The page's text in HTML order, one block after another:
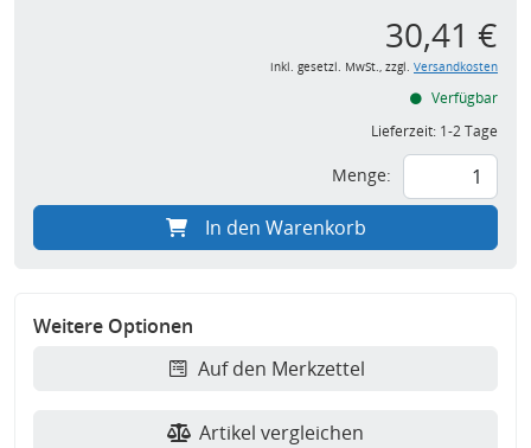
30,41 €
inkl. gesetzl. MwSt., zzgl. Versandkosten
Verfügbar
Lieferzeit: 1-2 Tage
Menge:
In den Warenkorb
Weitere Optionen
Auf den Merkzettel
Artikel vergleichen